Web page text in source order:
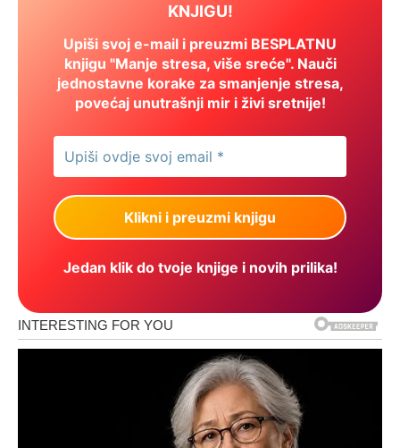
KNJIGU!
Upiši svoj e-mail i preuzmi BESPLATNU
knjigu "Manje stresa, više sreće". Nauči
jednostavne korake za smanjenje stresa,
povećaj unutrašnji mir i živi sretnije!
Jedan klik do tvoje knjige i novih prilika!